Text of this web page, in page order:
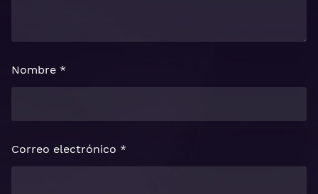
Nombre *
Correo electrónico *